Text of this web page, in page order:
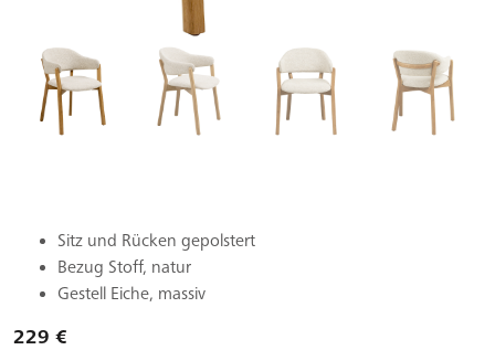
Sitz und Rücken gepolstert
Bezug Stoff, natur
Gestell Eiche, massiv
229 €